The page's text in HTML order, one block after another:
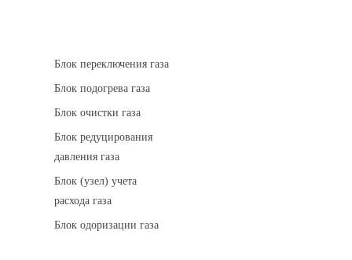
Блок переключения газа
Блок подогрева газа
Блок очистки газа
Блок редуцирования
давления газа
Блок (узел) учета
расхода газа
Блок одоризации газа